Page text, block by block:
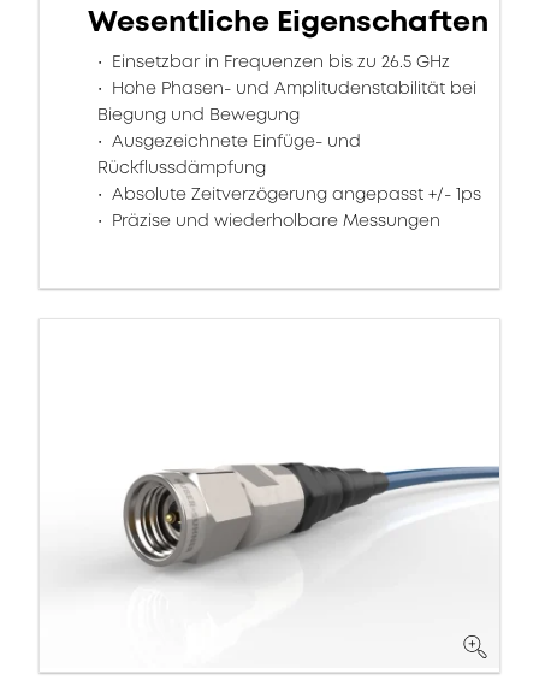
Wesentliche Eigenschaften
Einsetzbar in Frequenzen bis zu 26.5 GHz
Hohe Phasen- und Amplitudenstabilität bei
Biegung und Bewegung
Ausgezeichnete Einfüge- und
Rückflussdämpfung
Absolute Zeitverzögerung angepasst +/- 1ps
Präzise und wiederholbare Messungen